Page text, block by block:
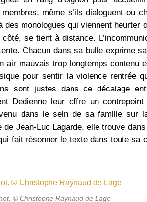
même s’ils dialoguent ou
monologues qui viennent heurter
se tient à distance.
Chacun dans sa bulle exprime
air mauvais trop longtemps contenu
pour sentir la violence rentrée
sont justes dans ce décalage
Dedienne leur offre un
dans le sein de sa famille sur
de Jean-Luc Lagarde, elle trouve
fait résonner le texte dans toute sa
© Christophe Raynaud de Lage